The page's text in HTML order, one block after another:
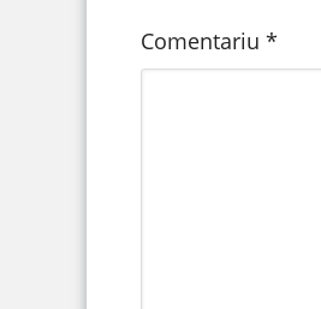
Comentariu *